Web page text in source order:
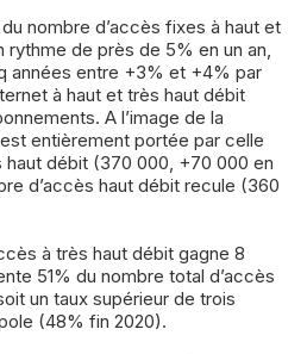
rythme de près de 5% en un an,
années entre +3% et +4% par
à haut et très haut débit
A l’image de la
entièrement portée par celle
haut débit (370 000, +70 000 en
d’accès haut débit recule (360
à très haut débit gagne 8
51% du nombre total d’accès
un taux supérieur de trois
(48% fin 2020).